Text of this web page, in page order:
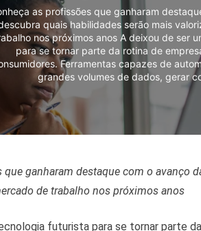
as profissões que ganharam
quais habilidades serão mais
nos próximos anos A deixou de ser
para se tornar parte da rotina de
Ferramentas capazes de
grandes volumes de dados, gerar
que ganharam destaque com o avanço
de trabalho nos próximos anos
futurista para se tornar parte